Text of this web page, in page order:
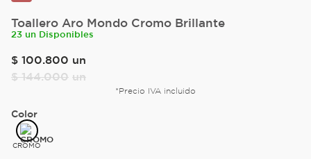
Toallero Aro Mondo Cromo Brillante
23 un Disponibles
$ 100.800 un
$ 144.000 un
*Precio IVA incluido
Color
CROMO